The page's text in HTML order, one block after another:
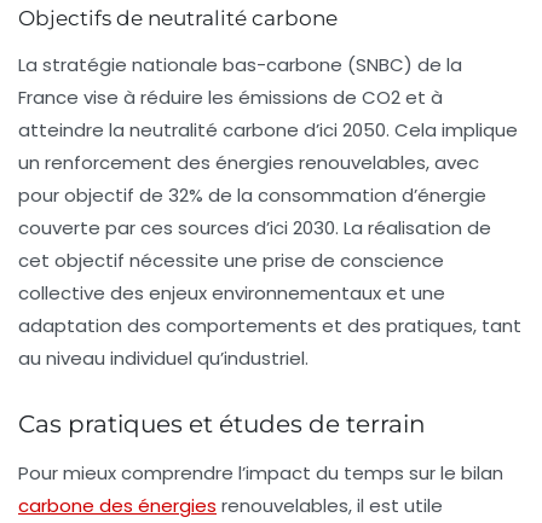
Objectifs de neutralité carbone
La stratégie nationale bas-carbone (SNBC) de la
France vise à réduire les émissions de CO2et à
atteindre la neutralité carbone d’ici 2050. Cela implique
un renforcement des énergies renouvelables, avec
pour objectif de 32% de la consommation d’énergie
couverte par ces sources d’ici 2030. La réalisation de
cet objectif nécessite une prise de conscience
collective des enjeux environnementaux et une
adaptation des comportements et des pratiques, tant
au niveau individuel qu’industriel.
Cas pratiques et études de terrain
Pour mieux comprendre l’impact du temps sur le bilan
carbone des énergies renouvelables, il est utile